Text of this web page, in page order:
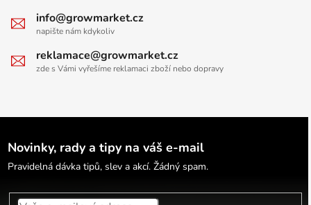
info@growmarket.cz
napište nám kdykoliv
reklamace@growmarket.cz
zde s Vámi vyřešíme reklamaci zboží nebo dopravy
Novinky, rady a tipy na váš e-mail
Pravidelná dávka tipů, slev a akcí. Žádný spam.